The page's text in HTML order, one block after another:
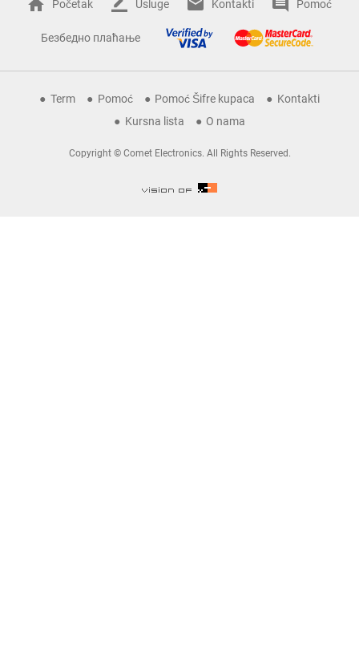
Početak Usluge Kontakti Pomoć
Безбедно плаћање
Term Pomoć Pomoć Šifre kupaca
Kontakti
Kursna lista
O nama
Copyright © Comet Electronics. All Rights Reserved.